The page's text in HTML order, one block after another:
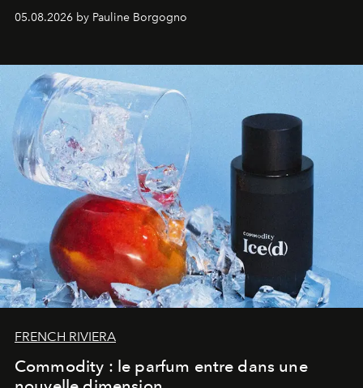
accompagner les explorations du quotidien.
05.08.2026 by Pauline Borgogno
FRENCH RIVIERA
Commodity : le parfum entre dans une